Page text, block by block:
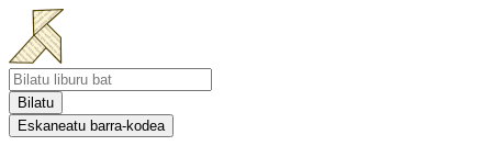
Bilatu
Eskaneatu barra-kodea